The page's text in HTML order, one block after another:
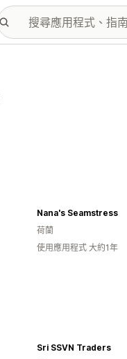
Nana's Seamstress
荷蘭
使用應用程式 大約1年
Sri SSVN Traders